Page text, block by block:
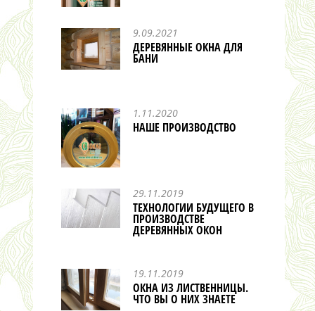
9.09.2021
ДЕРЕВЯННЫЕ ОКНА ДЛЯ
БАНИ
1.11.2020
НАШЕ ПРОИЗВОДСТВО
29.11.2019
ТЕХНОЛОГИИ БУДУЩЕГО В
ПРОИЗВОДСТВЕ
ДЕРЕВЯННЫХ ОКОН
19.11.2019
ОКНА ИЗ ЛИСТВЕННИЦЫ.
ЧТО ВЫ О НИХ ЗНАЕТЕ